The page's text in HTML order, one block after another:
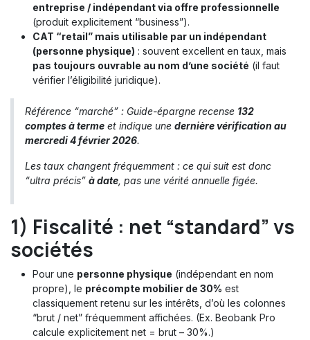
entreprise / indépendant via offre professionnelle
(produit explicitement “business”).
CAT “retail” mais utilisable par un indépendant
(personne physique) : souvent excellent en taux, mais
pas toujours ouvrable au nom d’une société (il faut
vérifier l’éligibilité juridique).
Référence “marché” : Guide-épargne recense 132
comptes à terme et indique une dernière vérification au
mercredi 4 février 2026.
Les taux changent fréquemment : ce qui suit est donc
“ultra précis” à date, pas une vérité annuelle figée.
1) Fiscalité : net “standard” vs
sociétés
Pour une personne physique (indépendant en nom
propre), le précompte mobilier de 30% est
classiquement retenu sur les intérêts, d’où les colonnes
“brut / net” fréquemment affichées. (Ex. Beobank Pro
calcule explicitement net = brut – 30%.)